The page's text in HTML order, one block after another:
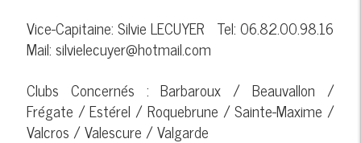
Vice-Capitaine: Silvie LECUYER Tel: 06.82.00.98.16
Mail: silvielecuyer@hotmail.com
Clubs Concernés : Barbaroux / Beauvallon /
Frégate / Estérel / Roquebrune / Sainte-Maxime /
Valcros / Valescure / Valgarde